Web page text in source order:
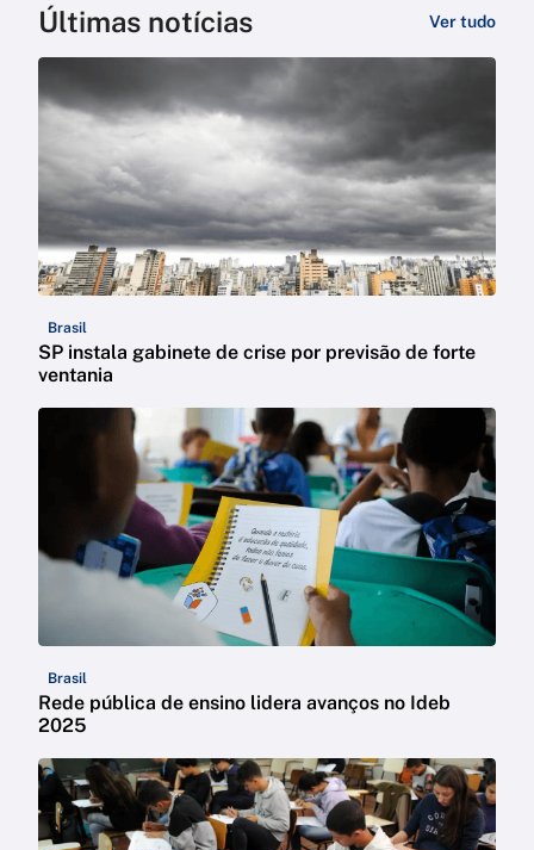
Últimas notícias Ver tudo
Brasil
SP instala gabinete de crise por previsão de forte
ventania
Brasil
Rede pública de ensino lidera avanços no Ideb
2025